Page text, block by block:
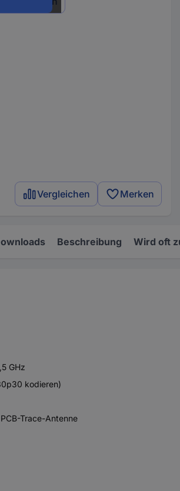
Vergleichen Merken
Beschreibung Wird oft
GHz
kodieren)
Trace-Antenne